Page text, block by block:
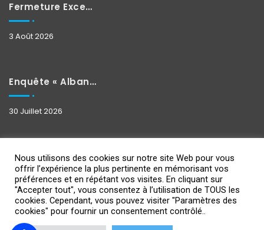
Fermeture Exceptionnelle
3 Août 2026
Enquête « Albane »
30 Juillet 2026
Copyright 2021Design By IPSUMEDIA- Mentions Légales
Nous utilisons des cookies sur notre site Web pour vous
offrir l’expérience la plus pertinente en mémorisant vos
préférences et en répétant vos visites. En cliquant sur
"Accepter tout", vous consentez à l’utilisation de TOUS les
cookies. Cependant, vous pouvez visiter "Paramètres des
cookies" pour fournir un consentement contrôlé..